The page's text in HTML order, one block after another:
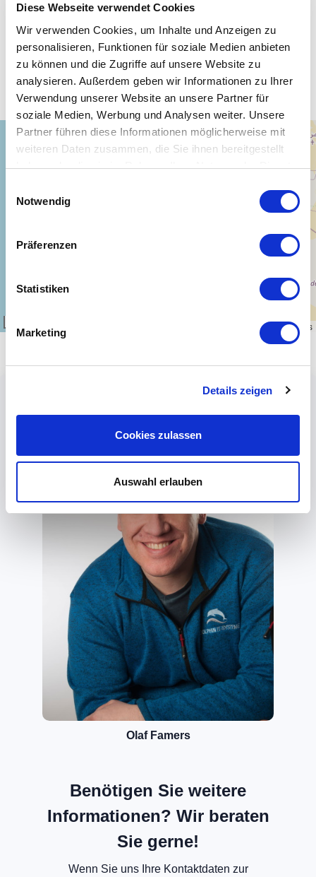
Diese Webseite verwendet Cookies
Wir verwenden Cookies, um Inhalte und Anzeigen zu
personalisieren, Funktionen für soziale Medien anbieten
zu können und die Zugriffe auf unsere Website zu
analysieren. Außerdem geben wir Informationen zu Ihrer
Verwendung unserer Website an unsere Partner für
soziale Medien, Werbung und Analysen weiter. Unsere
Partner führen diese Informationen möglicherweise mit
weiteren Daten zusammen, die Sie ihnen bereitgestellt
haben oder die sie im Rahmen Ihrer Nutzung der Dienste
Notwendig
Präferenzen
Statistiken
Marketing
Details zeigen
Cookies zulassen
Auswahl erlauben
Unsere WLAN-Hotspots in
Westsahara Eigenst.Staat
+
OpenStreetMapcontributors
Olaf Famers
Benötigen Sie weitere
Informationen? Wir beraten
Sie gerne!
Wenn Sie uns Ihre Kontaktdaten zur